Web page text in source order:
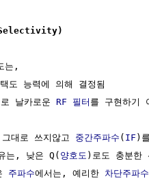
Selectivity)
는,
택도 능력에 의해
날카로운 RF 필터 를 구현하기
대로 쓰지않고 중간주파수 ( IF )
는, 낮은 Q(양호도 )로도 충분한
주파수에서는, 예리한 차단주파수